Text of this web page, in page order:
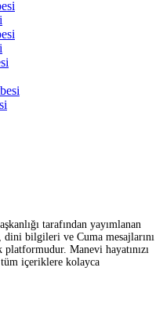
tarafından yayımlanan
bilgileri ve Cuma mesajlarını
Manevi hayatınızı
içeriklere kolayca